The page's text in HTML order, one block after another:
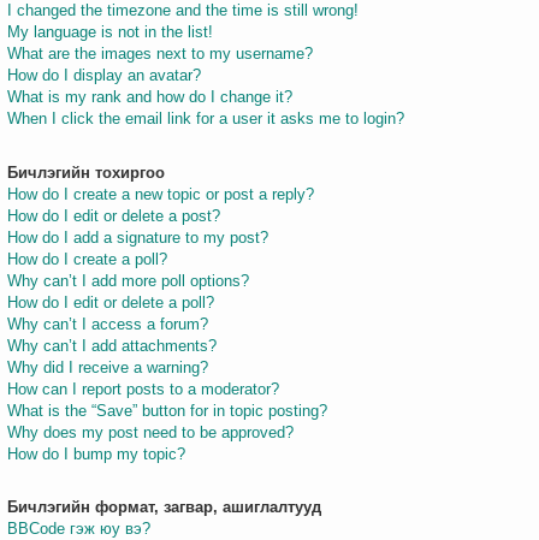
I changed the timezone and the time is still wrong!
My language is not in the list!
What are the images next to my username?
How do I display an avatar?
What is my rank and how do I change it?
When I click the email link for a user it asks me to login?
Бичлэгийн тохиргоо
How do I create a new topic or post a reply?
How do I edit or delete a post?
How do I add a signature to my post?
How do I create a poll?
Why can’t I add more poll options?
How do I edit or delete a poll?
Why can’t I access a forum?
Why can’t I add attachments?
Why did I receive a warning?
How can I report posts to a moderator?
What is the “Save” button for in topic posting?
Why does my post need to be approved?
How do I bump my topic?
Бичлэгийн формат, загвар, ашиглалтууд
BBCode гэж юу вэ?